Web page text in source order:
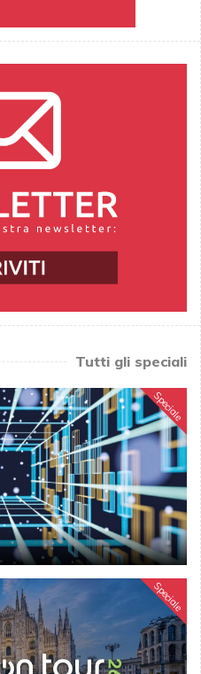
Tutti gli speciali
Speciale
Speciale